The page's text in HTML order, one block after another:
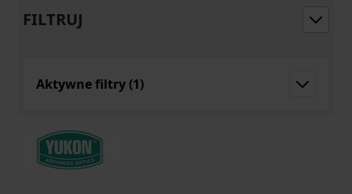
FILTRUJ
Aktywne filtry (1)